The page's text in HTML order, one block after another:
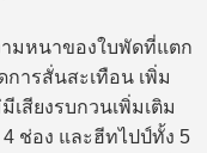
มหนาของใบพัดที่แตก
ารสั่นสะเทือน เพิ่ม
สียงรบกวนเพิ่มเติม
ช่อง และฮีทไปป์ทั้ง 5